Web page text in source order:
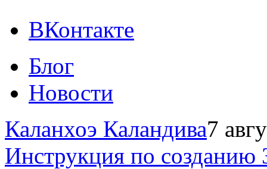
ВКонтакте
Блог
Новости
Каланхоэ Каландива7
Инструкция по созданию